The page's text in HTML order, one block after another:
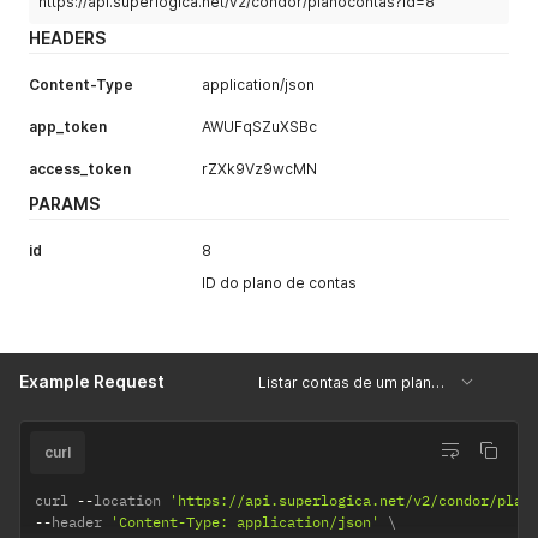
HEADERS
Content-Type application/json
app_token AWUFqSZuXSBc
access_token rZXk9Vz9wcMN
PARAMS
id
8
ID do plano de contas
Example Request Listar contas de um plano de contas específico
curl
curl --location
'https://api.superlogica.net/v2/condor/
--header 'Content-Type: application/json'